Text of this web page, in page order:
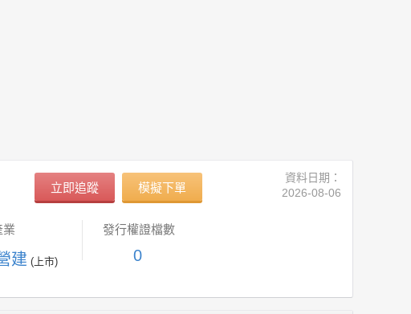
立即追蹤 模擬下單
資料日期：
2026-08-06
業
建 (上市)
發行權證檔數
0